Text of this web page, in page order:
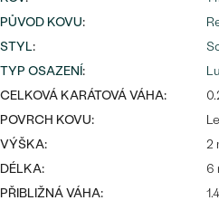
PODLE BARVY
PODLE TVARU
NA MÍRU
náušnice
prsteny
PŮVOD KOVU:
STYL:
TYP OSAZENÍ:
CELKOVÁ KARÁTOVÁ VÁHA:
POVRCH KOVU:
VÝŠKA:
2
DÉLKA:
6
PŘIBLIŽNÁ VÁHA: